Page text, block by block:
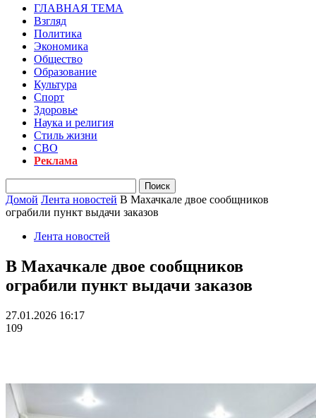
ГЛАВНАЯ ТЕМА
Взгляд
Политика
Экономика
Общество
Образование
Культура
Спорт
Здоровье
Наука и религия
Стиль жизни
СВО
Реклама
Домой Лента новостей В Махачкале двое сообщников
ограбили пункт выдачи заказов
Лента новостей
В Махачкале двое сообщников
ограбили пункт выдачи заказов
27.01.2026 16:17
109